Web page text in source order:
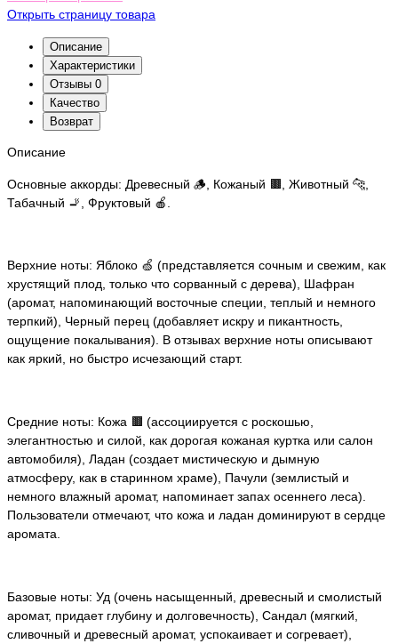
Открыть страницу товара
Описание
Характеристики
Отзывы 0
Качество
Возврат
Описание
Основные аккорды: Древесный 🪵, Кожаный 🟫, Животный 🐆,
Табачный 🚬, Фруктовый 🍎.
Верхние ноты: Яблоко 🍏 (представляется сочным и свежим, как
хрустящий плод, только что сорванный с дерева), Шафран
(аромат, напоминающий восточные специи, теплый и немного
терпкий), Черный перец (добавляет искру и пикантность,
ощущение покалывания). В отзывах верхние ноты описывают
как яркий, но быстро исчезающий старт.
Средние ноты: Кожа 🟫 (ассоциируется с роскошью,
элегантностью и силой, как дорогая кожаная куртка или салон
автомобиля), Ладан (создает мистическую и дымную
атмосферу, как в старинном храме), Пачули (землистый и
немного влажный аромат, напоминает запах осеннего леса).
Пользователи отмечают, что кожа и ладан доминируют в сердце
аромата.
Базовые ноты: Уд (очень насыщенный, древесный и смолистый
аромат, придает глубину и долговечность), Сандал (мягкий,
сливочный и древесный аромат, успокаивает и согревает),